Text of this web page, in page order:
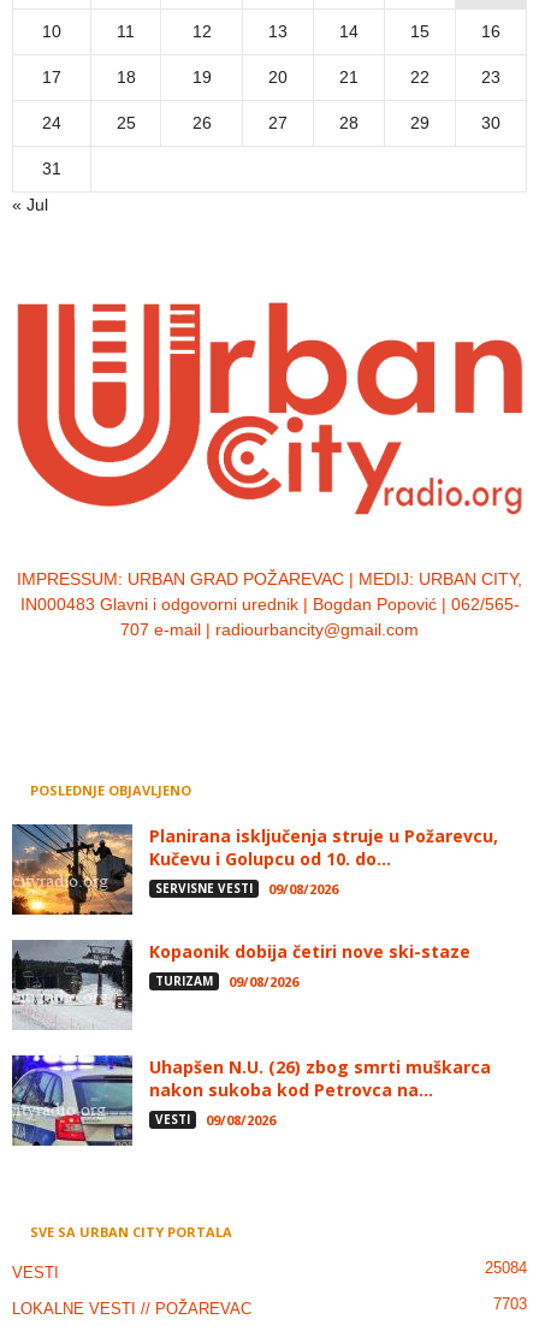
10 11 12 13 14 15 16
17 18 19 20 21 22 23
24 25 26 27 28 29 30
31
« Jul
IMPRESSUM: URBAN GRAD POŽAREVAC | MEDIJ: URBAN CITY,
IN000483 Glavni i odgovorni urednik | Bogdan Popović | 062/565-
707 e-mail | radiourbancity@gmail.com
POSLEDNJE OBJAVLJENO
Planirana isključenja struje u Požarevcu,
Kučevu i Golupcu od 10. do...
SERVISNE VESTI 09/08/2026
Kopaonik dobija četiri nove ski-staze
TURIZAM 09/08/2026
Uhapšen N.U. (26) zbog smrti muškarca
nakon sukoba kod Petrovca na...
VESTI 09/08/2026
SVE SA URBAN CITY PORTALA
VESTI 25084
LOKALNE VESTI // POŽAREVAC 7703